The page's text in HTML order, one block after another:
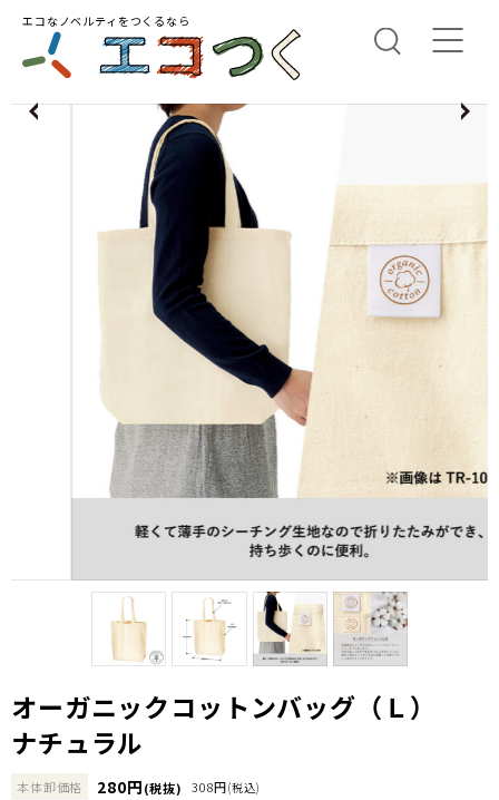
エコなノベルティをつくるなら
オーガニックコットンバッグ（Ｌ）
ナチュラル
本体卸価格 280円(税抜) 308円(税込)